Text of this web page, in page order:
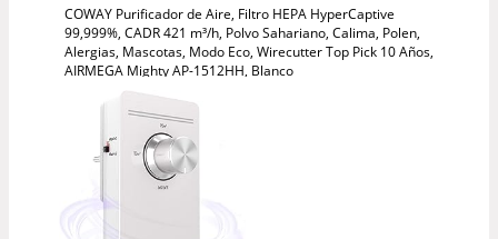
COWAY Purificador de Aire, Filtro HEPA HyperCaptive
99,999%, CADR 421 m³/h, Polvo Sahariano, Calima, Polen,
Alergias, Mascotas, Modo Eco, Wirecutter Top Pick 10 Años,
AIRMEGA Mighty AP-1512HH, Blanco